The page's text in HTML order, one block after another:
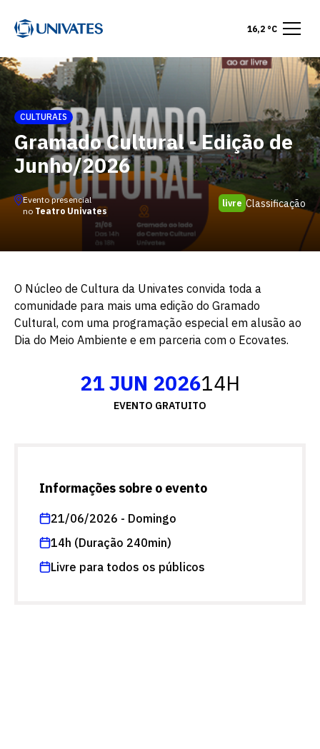
16,2 °C
CULTURAIS
Gramado Cultural - Edição de
Junho/2026
Evento presencial
no Teatro Univates
livre Classificação
O Núcleo de Cultura da Univates convida toda a
comunidade para mais uma edição do Gramado
Cultural, com uma programação especial em alusão ao
Dia do Meio Ambiente e em parceria com o Ecovates.
21 JUN 202614H
EVENTO GRATUITO
Informações sobre o evento
21/06/2026 - Domingo
14h (Duração 240min)
Livre para todos os públicos